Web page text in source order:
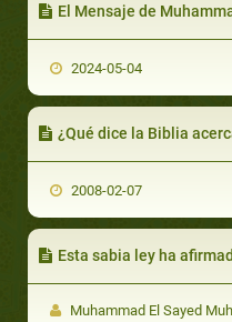
2024-05-04
¿Qué dice la Biblia
2008-02-07
Esta sabia ley ha afirmado el concepto de la poligamia y la ha permitido
Muhammad El Sayed